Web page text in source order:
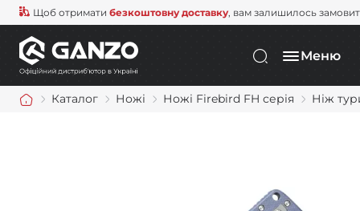
Щоб отримати безкоштовну доставку, вам залишилось
Меню
Каталог Ножі Ножі Firebird FH серія Ніж